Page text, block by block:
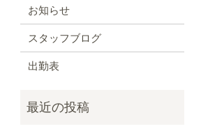
お知らせ
スタッフブログ
出勤表